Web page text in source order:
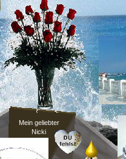
Mein geliebter
Nicki